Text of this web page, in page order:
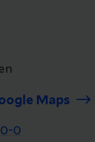
Maps
0